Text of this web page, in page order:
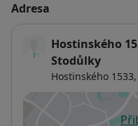
Adresa
Hostinského
Stodůlky
Hostinského 1533,